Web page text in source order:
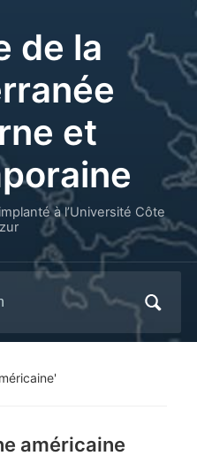
de la
et
à l’Université Côte
américaine